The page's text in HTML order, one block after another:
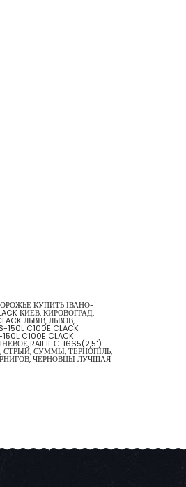
КУПИТЬ ІВАНО-
КИЕВ, КИРОВОГРАД,
ЛЬВІВ, ЛЬВОВ,
C100E CLACK
C100E CLACK
RAIFIL С-1665(2,5")
СТРЫЙ, СУММЫ, ТЕРНОПІЛЬ,
ЧЕРНОВЦЫ ЛУЧШАЯ